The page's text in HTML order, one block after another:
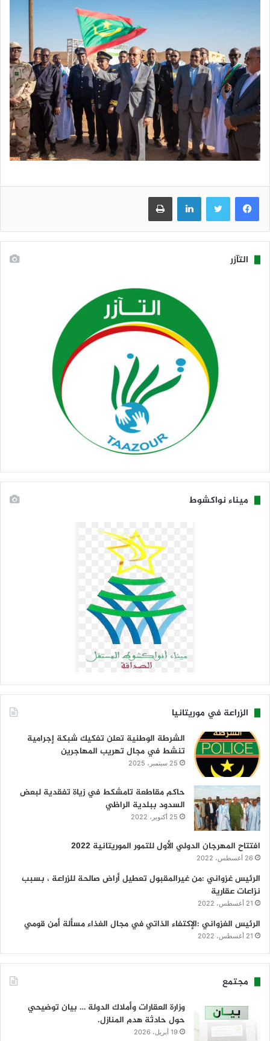
فيسبوك تويتر لينكدإن طباعة
التآزر
ميناء نواكشوط
الزراعة في موريتانيا
الشرطة الوطنية تعلن تفكيك شبكة إجرامية
تنشط في مجال تهريب المهاجرين
25 سبتمبر، 2025
حاكم مقاطعة تامشكط في زياة تفقدية لبعض
السدود ببلدية الراظي
25 أكتوبر، 2022
افتتاح المهرجان الدولي الأول للتمور الموريتانية 2022
26 أغسطس، 2022
الرئيس غزواني :من غيرالمقبول تعطيل أراض صالحة للزراعة ، بسبب
نزاعات عقارية
21 أغسطس، 2022
الرئيس الغزواني :الإكتفاء الذاتي في مجال الغذاء مسألة أمن قومي
21 أغسطس، 2022
مجتمع
وزارة العقارات وأملاك الدولة … بيان توضيحي
حول حادثة هدم المنازل.
19 أبريل، 2026